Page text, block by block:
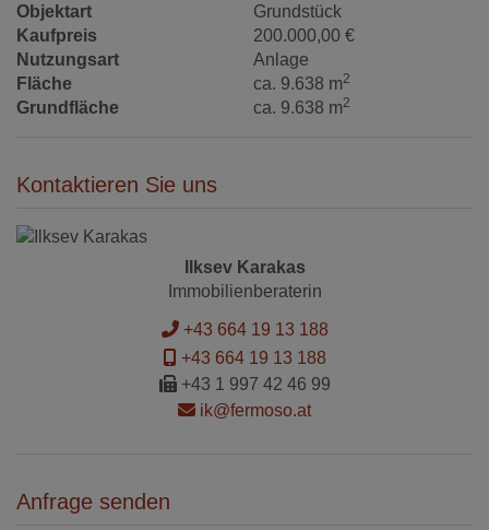
Objektart
Grundstück
Kaufpreis
200.000,00 €
Nutzungsart
Anlage
Fläche
ca. 9.638 m2
Grundfläche ca. 9.638 m2
Kontaktieren Sie uns
Ilksev Karakas
Immobilienberaterin
+43 664 19 13 188
+43 664 19 13 188
+43 1 997 42 46 99
ik@fermoso.at
Anfrage senden